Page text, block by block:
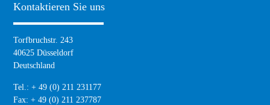
Kontaktieren Sie uns
Torfbruchstr. 243
40625 Düsseldorf
Deutschland
Tel.: + 49 (0) 211 231177
Fax: + 49 (0) 211 237787